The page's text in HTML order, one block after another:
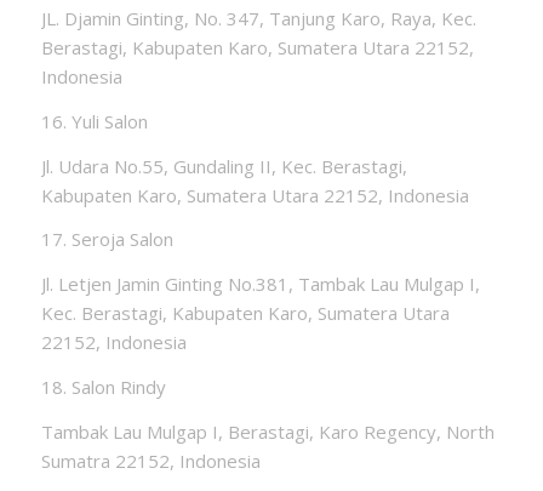
JL. Djamin Ginting, No. 347, Tanjung Karo, Raya, Kec.
Berastagi, Kabupaten Karo, Sumatera Utara 22152,
Indonesia
16. Yuli Salon
Jl. Udara No.55, Gundaling II, Kec. Berastagi,
Kabupaten Karo, Sumatera Utara 22152, Indonesia
17. Seroja Salon
Jl. Letjen Jamin Ginting No.381, Tambak Lau Mulgap I,
Kec. Berastagi, Kabupaten Karo, Sumatera Utara
22152, Indonesia
18. Salon Rindy
Tambak Lau Mulgap I, Berastagi, Karo Regency, North
Sumatra 22152, Indonesia